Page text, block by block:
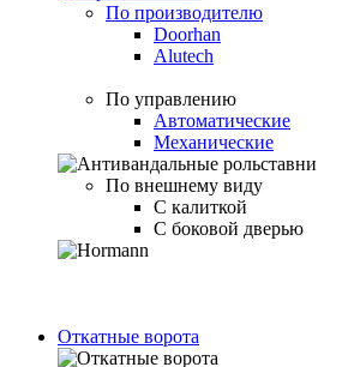
По производителю
Doorhan
Alutech
По управлению
Автоматические
Механические
По внешнему виду
С калиткой
С боковой дверью
Откатные ворота